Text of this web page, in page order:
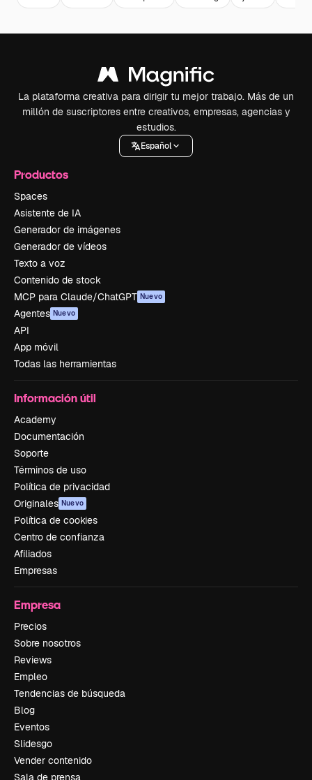
La plataforma creativa para dirigir tu mejor trabajo. Más de un
millón de suscriptores entre creativos, empresas, agencias y
estudios.
Español
Productos
Spaces
Asistente de IA
Generador de imágenes
Generador de vídeos
Texto a voz
Contenido de stock
MCP para Claude/ChatGPT Nuevo
Agentes Nuevo
API
App móvil
Todas las herramientas
Información útil
Academy
Documentación
Soporte
Términos de uso
Política de privacidad
Originales Nuevo
Política de cookies
Centro de confianza
Afiliados
Empresas
Empresa
Precios
Sobre nosotros
Reviews
Empleo
Tendencias de búsqueda
Blog
Eventos
Slidesgo
Vender contenido
Sala de prensa